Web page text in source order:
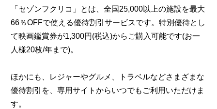
「セゾンフクリコ」とは、全国25,000以上の施設を最大
66％OFFで使える優待割引サービスです。特別優待とし
て映画鑑賞券が1,300円(税込)からご購入可能です(お一
人様20枚/年まで)。
ほかにも、レジャーやグルメ、トラベルなどさまざまな
優待割引を、専用サイトからいつでもご利用いただけま
す。